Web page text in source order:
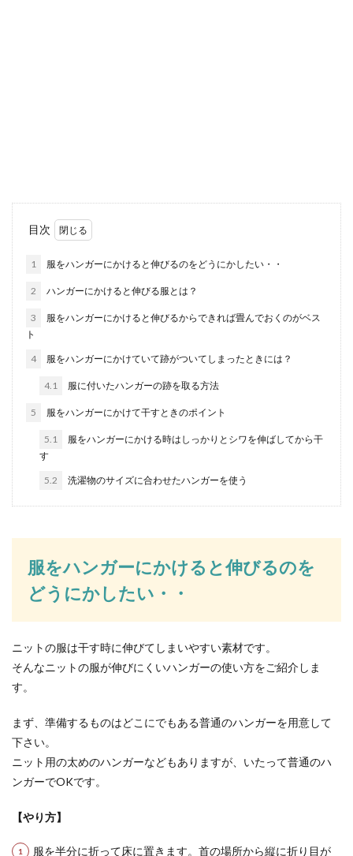
に洗車スペースがない場合もあります。車と同様
にガソリンス...
給与明細の保管期間は個人でどのくら
んか？給与明細を何年も放置して捨てどきに困っ
にしたいと思いますよね。でも、どんなふうに洗
部屋を理想的な湿度に保つにはどんな工夫をした
ント...
く見せる上達のポイント
目次
1 服をハンガーにかけると伸びるのをどうにかしたい・・
2 ハンガーにかけると伸びる服とは？
3
服をハンガーにかけると伸びるからできれば畳んでおくのがベス
ト
4 服をハンガーにかけていて跡がついてしまったときには？
4.1 服に付いたハンガーの跡を取る方法
5 服をハンガーにかけて干すときのポイント
5.1
服をハンガーにかける時はしっかりとシワを伸ばしてから干
す
5.2 洗濯物のサイズに合わせたハンガーを使う
服をハンガーにかけると伸びるのを
どうにかしたい・・
ニットの服は干す時に伸びてしまいやすい素材です。
そんなニットの服が伸びにくいハンガーの使い方をご紹介しま
す。
まず、準備するものはどこにでもある普通のハンガーを用意して
下さい。
ニット用の太めのハンガーなどもありますが、いたって普通のハ
ンガーでOKです。
【やり方】
服を半分に折って床に置きます。首の場所から縦に折り目が